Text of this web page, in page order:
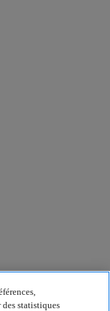
statistiques